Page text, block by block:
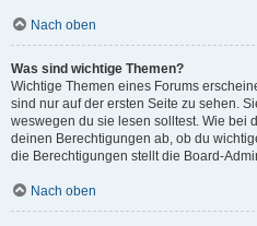
Nach oben
Was sind wichtige Themen?
Wichtige Themen eines Forums
sind nur auf der ersten Seite zu sehen.
weswegen du sie lesen solltest. Wie bei
deinen Berechtigungen ab, ob du
die Berechtigungen stellt die Board-
Nach oben